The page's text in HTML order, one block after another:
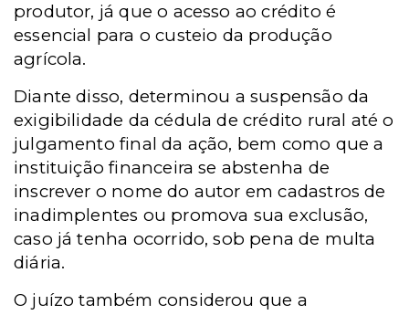
produtor, já que o acesso ao crédito é
essencial para o custeio da produção
agrícola.
Diante disso, determinou a suspensão da
exigibilidade da cédula de crédito rural até o
julgamento final da ação, bem como que a
instituição financeira se abstenha de
inscrever o nome do autor em cadastros de
inadimplentes ou promova sua exclusão,
caso já tenha ocorrido, sob pena de multa
diária.
O juízo também considerou que a